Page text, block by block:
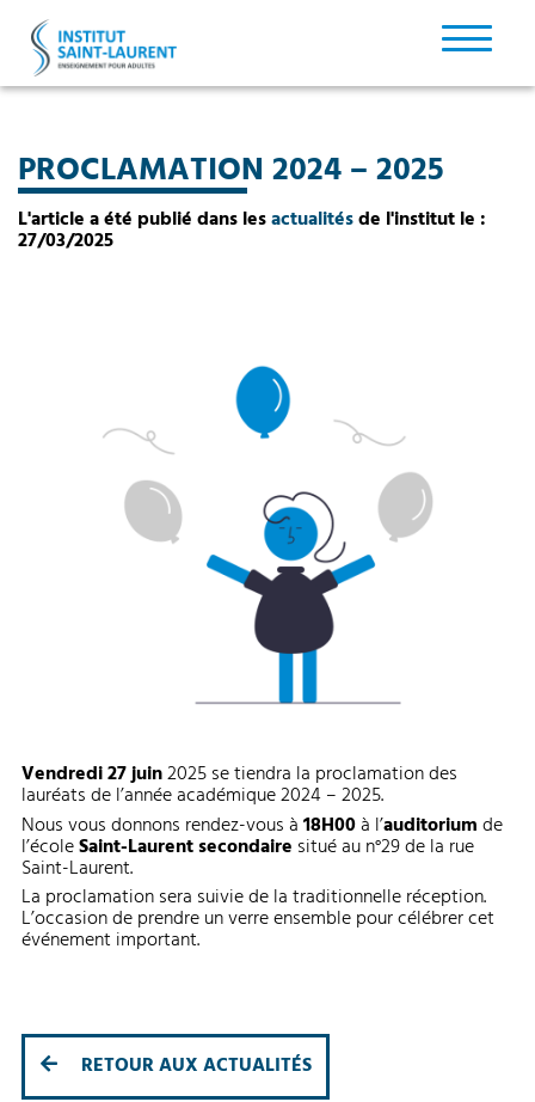
PROCLAMATION 2024 – 2025
L'article a été publié dans lesactualitésde l'institut le :
27/03/2025
Vendredi 27 juin2025 se tiendra la proclamation des
lauréats de l’année académique 2024 – 2025.
Nous vous donnons rendez-vous à18H00à l’auditoriumde
l’écoleSaint-Laurent secondaire situé au n°29 de la rue
Saint-Laurent.
La proclamation sera suivie de la traditionnelle réception.
L’occasion de prendre un verre ensemble pour célébrer cet
événement important.
RETOUR AUX ACTUALITÉS